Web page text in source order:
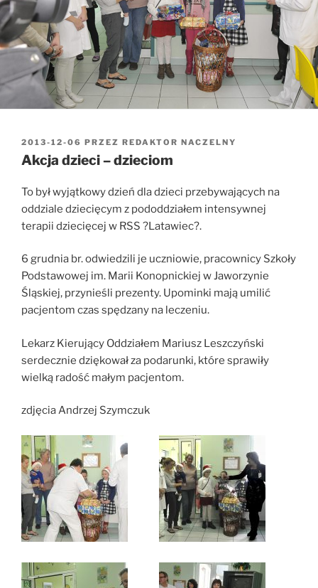
OPUBLIKOWANE
W
2013-12-06 PRZEZ REDAKTOR NACZELNY
Akcja dzieci – dzieciom
To był wyjątkowy dzień dla dzieci przebywających na
oddziale dziecięcym z pododdziałem intensywnej
terapii dziecięcej w RSS ?Latawiec?.
6 grudnia br. odwiedzili je uczniowie, pracownicy Szkoły
Podstawowej im. Marii Konopnickiej w Jaworzynie
Śląskiej, przynieśli prezenty. Upominki mają umilić
pacjentom czas spędzany na leczeniu.
Lekarz Kierujący Oddziałem Mariusz Leszczyński
serdecznie dziękował za podarunki, które sprawiły
wielką radość małym pacjentom.
zdjęcia Andrzej Szymczuk